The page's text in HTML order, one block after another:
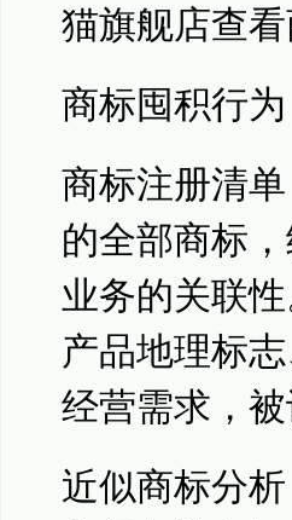
猫旗舰店查看
商标囤积行为
商标注册清
的全部商标
业务的关联
产品地理标
经营需求，
近似商标分